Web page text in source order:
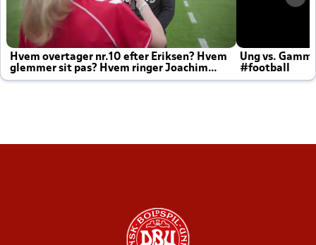
Hvem overtager nr.10 efter Eriksen? Hvem
glemmer sit pas? Hvem ringer Joachim
altid til efter kampe?
Ung vs.
#football